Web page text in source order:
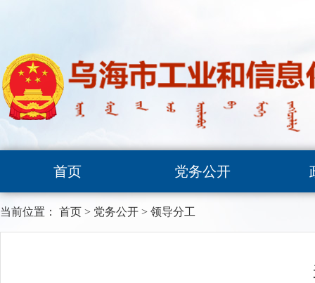
首页 党务公开
当前位置： 首页 > 党务公开 > 领导分工